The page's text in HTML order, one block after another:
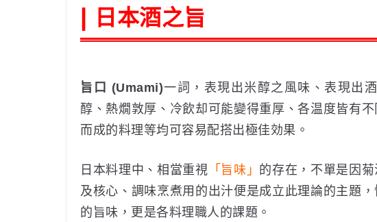
| 日本酒之旨
旨口 (Umami)一詞，表現出米醇之風味、表現出
醇、熱燗敦厚、冷飲却可能變得重厚、各温度皆有
而成的料理等均可容易配搭出極佳効果。
日本料理中、相當重視 「旨味」 的存在，不單是因
及核心、調味烹煮用的出汁便是成立此理論的主題
的旨味，更是各料理職人的課題。